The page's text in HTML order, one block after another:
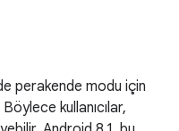
perakende modu için
kullanıcılar,